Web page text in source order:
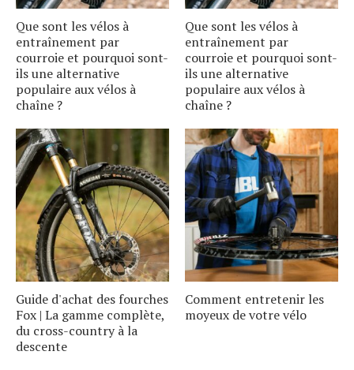
Que sont les vélos à
entraînement par
courroie et pourquoi sont-
ils une alternative
populaire aux vélos à
chaîne ?
Que sont les vélos à
entraînement par
courroie et pourquoi sont-
ils une alternative
populaire aux vélos à
chaîne ?
Guide d'achat des fourches
Fox | La gamme complète,
du cross-country à la
descente
Comment entretenir les
moyeux de votre vélo